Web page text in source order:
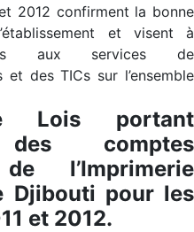
2012 confirment la bonne
et visent à
aux services de
et des TICs sur l’ensemble
Lois portant
comptes
l’Imprimerie
Djibouti pour les
et 2012.